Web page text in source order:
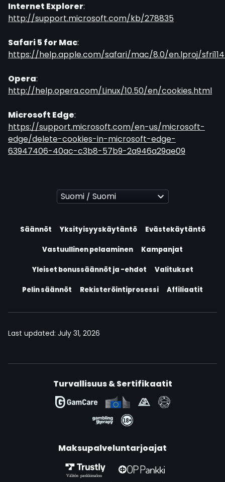
Internet Explorer:
http://support.microsoft.com/kb/278835
Safari 5 for Mac:
https://help.apple.com/safari/mac/8.0/en.lproj/
Opera:
http://help.opera.com/Linux/10.50/en/cookies.html
Microsoft Edge:
https://support.microsoft.com/en-us/microsoft-
edge/delete-cookies-in-microsoft-edge-
63947406-40ac-c3b8-57b9-2a946a29ae09
Säännöt Yksityisyyskäytäntö Evästekäytäntö
Vastuullinen pelaaminen Kampanjat
Yleiset bonussäännöt ja -ehdot Valitukset
Pelin säännöt Rekisteröintiprosessi Affiliaatit
Last updated: July 31, 2026
Turvallisuus & Sertifikaatit
Maksupalveluntarjoajat